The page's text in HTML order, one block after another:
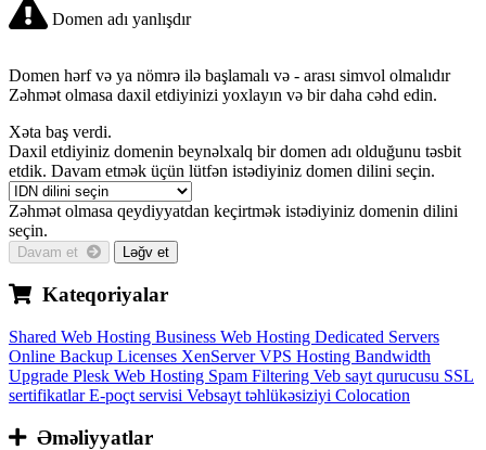
Domen adı yanlışdır
Domen hərf və ya nömrə ilə başlamalı və - arası simvol olmalıdır
Zəhmət olmasa daxil etdiyinizi yoxlayın və bir daha cəhd edin.
Xəta baş verdi.
Daxil etdiyiniz domenin beynəlxalq bir domen adı olduğunu təsbit
etdik. Davam etmək üçün lütfən istədiyiniz domen dilini seçin.
Zəhmət olmasa qeydiyyatdan keçirtmək istədiyiniz domenin dilini
seçin.
Ləğv et
Kateqoriyalar
Shared Web Hosting Business Web Hosting Dedicated Servers
Online Backup Licenses XenServer VPS Hosting Bandwidth
Upgrade Plesk Web Hosting Spam Filtering Veb sayt qurucusu SSL
sertifikatlarE-poçt servisi Vebsayt təhlükəsiziyi Colocation
Əməliyyatlar